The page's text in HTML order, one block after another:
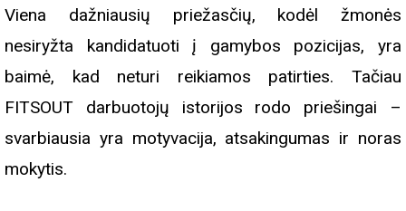
Viena dažniausių priežasčių, kodėl žmonės
nesiryžta kandidatuoti į gamybos pozicijas, yra
baimė, kad neturi reikiamos patirties. Tačiau
FITSOUT darbuotojų istorijos rodo priešingai –
svarbiausia yra motyvacija, atsakingumas ir noras
mokytis.